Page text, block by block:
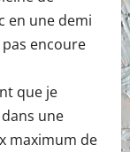
en une demi
pas encoure
que je
une
maximum de